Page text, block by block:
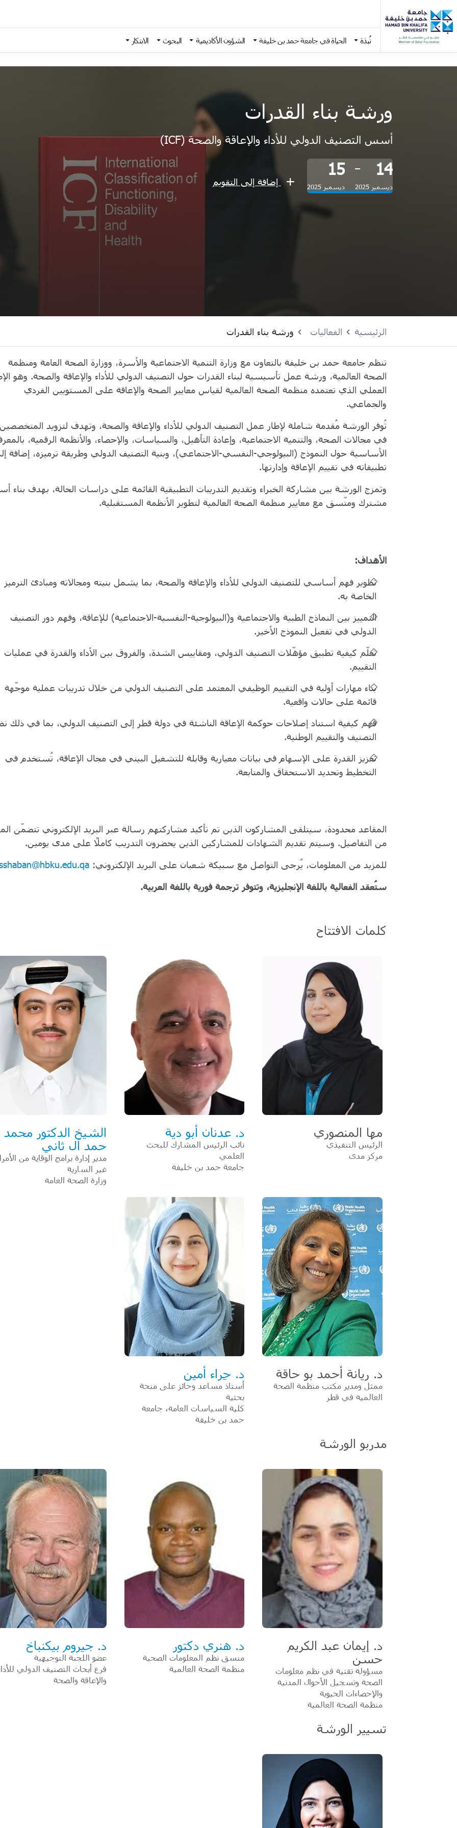
نُبذة الحياة في جامعة حمد بن خليفة الشؤون الأكاديمية البحوث الابتكار
ورشة بناء القدرات
أسس التصنيف الدولي للأداء والإعاقة والصحة (ICF)
14
ديسمبر 2025
15
ديسمبر 2025 إضافة إلى التقويم
الرئيسية الفعاليات ورشة بناء القدرات
تنظم جامعة حمد بن خليفة بالتعاون مع وزارة التنمية الاجتماعية والأسرة، ووزارة الصحة العامة ومنظمة
الصحة العالمية، ورشة عمل تأسيسية لبناء القدرات حول التصنيف الدولي للأداء والإعاقة والصحة. وهو
العملي الذي تعتمده منظمة الصحة العالمية لقياس معايير الصحة والإعاقة على المستويين الفردي
والجماعي.
تُوفر الورشة مُقدمة شاملة لإطار عمل التصنيف الدولي للأداء والإعاقة والصحة، وتهدف لتزويد
في مجالات الصحة، والتنمية الاجتماعية، وإعادة التأهيل، والسياسات، والإحصاء، والأنظمة الرقمية،
الأساسية حول النموذج (البيولوجي-النفسي-الاجتماعي)، وبنية التصنيف الدولي وطريقة ترميزه، إضافة
تطبيقاته في تقييم الإعاقة وإدارتها.
وتمزج الورشة بين مشاركة الخبراء وتقديم التدريبات التطبيقية القائمة على دراسات الحالة، بهدف بناء
مشترك ومتّسق مع معايير منظمة الصحة العالمية لتطوير الأنظمة المستقبلية.
الأهداف:
تطوير فهم أساسي للتصنيف الدولي للأداء والإعاقة والصحة، بما يشمل بنيته ومجالاته ومبادئ الترميز
الخاصة به.
التمييز بين النماذج الطبية والاجتماعية و(البيولوجية-النفسية-الاجتماعية) للإعاقة، وفهم دور التصنيف
الدولي في تفعيل النموذج الأخير.
تعلّم كيفية تطبيق مؤهّلات التصنيف الدولي، ومقاييس الشدة، والفروق بين الأداء والقدرة في عمليات
التقييم.
بناء مهارات أولية في التقييم الوظيفي المعتمد على التصنيف الدولي من خلال تدريبات عملية موجّهة
قائمة على حالات واقعية.
فهم كيفية استناد إصلاحات حوكمة الإعاقة الناشئة في دولة قطر إلى التصنيف الدولي، بما في ذلك
التصنيف والتقييم الوطنية.
تعزيز القدرة على الإسهام في بيانات معيارية وقابلة للتشغيل البيني في مجال الإعاقة، تُستخدم في
التخطيط وتحديد الاستحقاق والمتابعة.
المقاعد محدودة، سيتلقى المشاركون الذين تم تأكيد مشاركتهم رسالة عبر البريد الإلكتروني تتضمّن
من التفاصيل. وسيتم تقديم الشهادات للمشاركين الذين يحضرون التدريب كاملًا على مدى يومين.
للمزيد من المعلومات، يُرجى التواصل مع سبيكة شعبان على البريد الإلكتروني:
ستُعقد الفعالية باللغة الإنجليزية، وتتوفر ترجمة فورية باللغة العربية.
كلمات الافتتاح
مها المنصوري
الرئيس التنفيذي
مركز مدى
د. عدنان أبو دية
نائب الرئيس المشارك للبحث
العلمي
جامعة حمد بن خليفة
الشيخ الدكتور
حمد آل ثاني
مدير إدارة برامج الوقاية من
غير السارية
وزارة الصحة العامة
د. ريانة أحمد بو حاقة
ممثل ومدير مكتب منظمة الصحة
العالمية في قطر
د. حِراء أمين
أستاذ مساعد وحائز على منحة
بحثية
كلية السياسات العامة، جامعة
حمد بن خليفة
مدربو الورشة
د. إيمان عبد الكريم
حسن
مسؤولة تقنية في نظم معلومات
الصحة وتسجيل الأحوال المدنية
والإحصاءات الحيوية
منظمة الصحة العالمية
د. هنري دكتور
منسق نظم المعلومات الصحية
منظمة الصحة العالمية
د. جيروم بيكنباخ
عضو اللجنة التوجيهية
فرع أبحاث التصنيف الدولي
والإعاقة والصحة
تسيير الورشة